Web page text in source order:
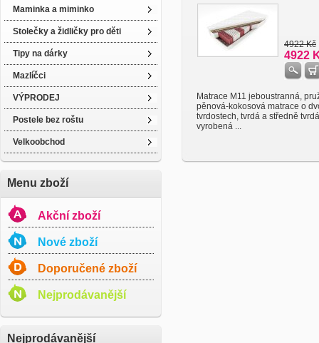
Maminka a miminko
Stolečky a židličky pro děti
Tipy na dárky
Mazlíčci
VÝPRODEJ
Postele bez roštu
Velkoobchod
Menu zboží
Akční zboží
Nové zboží
Doporučené zboží
Nejprodávanější
Nejprodávanější
4922 Kč
4922
Matrace M11 jeboustranná,
pěnová-kokosová matrace o
tvrdostech, tvrdá a středně
vyrobená ...